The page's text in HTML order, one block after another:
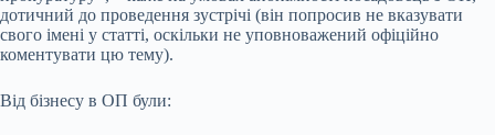
дотичний до проведення зустрічі (він попросив не вказувати
свого імені у статті, оскільки не уповноважений офіційно
коментувати цю тему).
Від бізнесу в ОП були: